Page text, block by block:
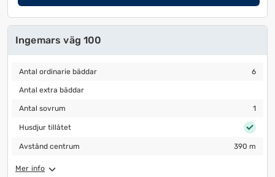
Ingemars väg 100
Antal ordinarie bäddar
Antal ordinarie bäddar 6
Antal extra bäddar
Antal extra bäddar
Antal sovrum
Antal sovrum 1
Husdjur tillåtet
Husdjur tillåtet
Avstånd centrum
Avstånd centrum 390 m
Mer info